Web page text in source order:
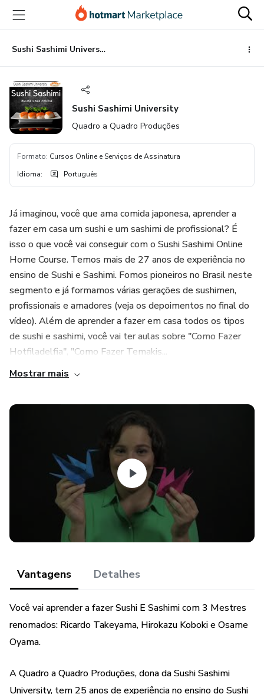
para
conteúdo
principal
para
pagamento
para
rodapé
Sushi Sashimi University
Sushi Sashimi University
Quadro a Quadro Produções
Formato: Cursos Online e Serviços de Assinatura
Idioma: Português
Já imaginou, você que ama comida japonesa, aprender a
fazer em casa um sushi e um sashimi de profissional? É
isso o que você vai conseguir com o Sushi Sashimi Online
Home Course. Temos mais de 27 anos de experiência no
ensino de Sushi e Sashimi. Fomos pioneiros no Brasil neste
segmento e já formamos várias gerações de sushimen,
profissionais e amadores (veja os depoimentos no final do
vídeo). Além de aprender a fazer em casa todos os tipos
de sushi e sashimi, você vai ter aulas sobre "Como Fazer
Hotfiladelfia", "Como Fazer Temakis...
Mostrar mais
Vantagens Detalhes
Você vai aprender a fazer Sushi E Sashimi com 3 Mestres
renomados: Ricardo Takeyama, Hirokazu Koboki e Osame
Oyama.
A Quadro a Quadro Produções, dona da Sushi Sashimi
University, tem 25 anos de experiência no ensino do Sushi